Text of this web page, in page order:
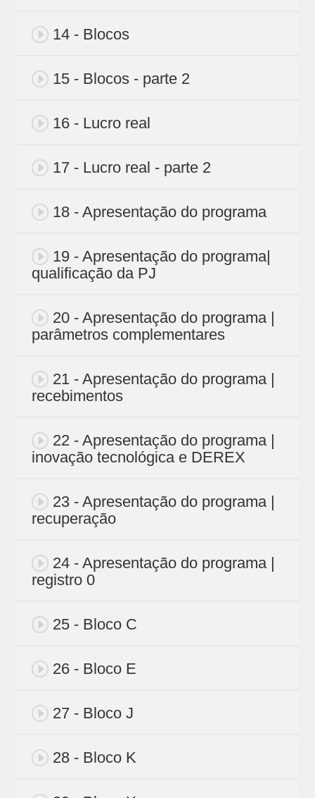
14 - Blocos
15 - Blocos - parte 2
16 - Lucro real
17 - Lucro real - parte 2
18 - Apresentação do programa
19 - Apresentação do programa|
qualificação da PJ
20 - Apresentação do programa |
parâmetros complementares
21 - Apresentação do programa |
recebimentos
22 - Apresentação do programa |
inovação tecnológica e DEREX
23 - Apresentação do programa |
recuperação
24 - Apresentação do programa |
registro 0
25 - Bloco C
26 - Bloco E
27 - Bloco J
28 - Bloco K